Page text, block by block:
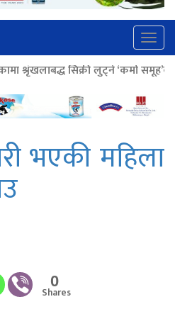
लुट्ने ‘कर्मा समूह’का नाइकेसहित पाँच
भएकी महिला
0
Shares